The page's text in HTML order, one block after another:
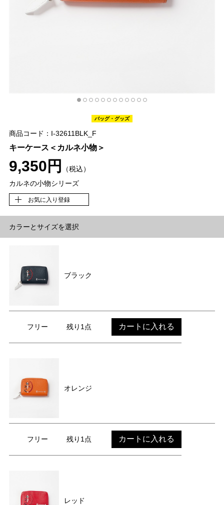
バッグ・グッズ
商品コード：I-32611BLK_F
キーケース＜カルネ小物＞
9,350円
（税込）
カルネの小物シリーズ
お気に入り登録
カラーとサイズを選択
ブラック
フリー 残り1点 カートに入れる
オレンジ
フリー 残り1点 カートに入れる
レッド